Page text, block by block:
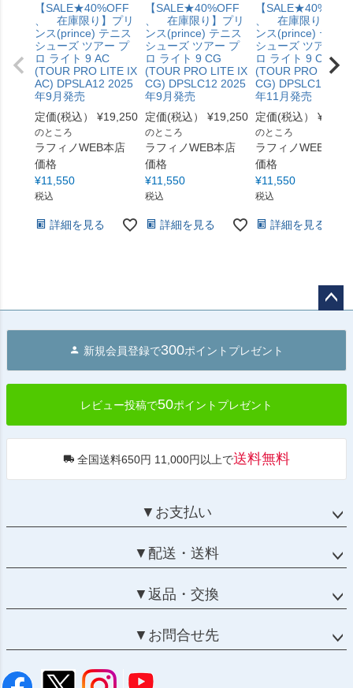
【SALE★40%OFF
、 在庫限り】プリ
ンス(prince) テニス
シューズ ツアー プ
ロ ライト 9 AC
(TOUR PRO LITE IX
AC) DPSLA12 2025
年9月発売
定価(税込）
¥19,250
のところ
ラフィノWEB本店
価格
¥11,550
税込
詳細を見る
【SALE★40%OFF
、 在庫限り】プリ
ンス(prince) テニス
シューズ ツアー プ
ロ ライト 9 CG
(TOUR PRO LITE IX
CG) DPSLC12 2025
年9月発売
定価(税込）
¥19,250
のところ
ラフィノWEB本店
価格
¥11,550
税込
詳細を見る
【SALE★40%OFF
、 在庫限り】プ
ンス(prince) テニス
シューズ ツアー プ
ロ ライト 9 CG
(TOUR PRO LITE
CG) DPSLC12
年11月発売
定価(税込）
¥
のところ
ラフィノWEB本店
価格
¥11,550
税込
詳細を見る
へ
新規会員登録で300ポイントプレゼント
レビュー投稿で50ポイントプレゼント
全国送料650円 11,000円以上で送料無料
▼お支払い
▼配送・送料
▼返品・交換
▼お問合せ先